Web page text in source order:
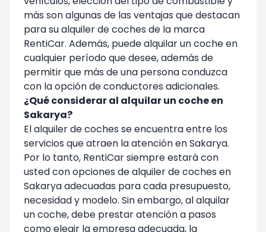
más son algunas de las ventajas que destacan
para su alquiler de coches de la marca
RentiCar. Además, puede alquilar un coche en
cualquier período que desee, además de
permitir que más de una persona conduzca
con la opción de conductores adicionales.
¿Qué considerar al alquilar un coche en
Sakarya?
El alquiler de coches se encuentra entre los
servicios que atraen la atención en Sakarya.
Por lo tanto, RentiCar siempre estará con
usted con opciones de alquiler de coches en
Sakarya adecuadas para cada presupuesto,
necesidad y modelo. Sin embargo, al alquilar
un coche, debe prestar atención a pasos
como elegir la empresa adecuada, la